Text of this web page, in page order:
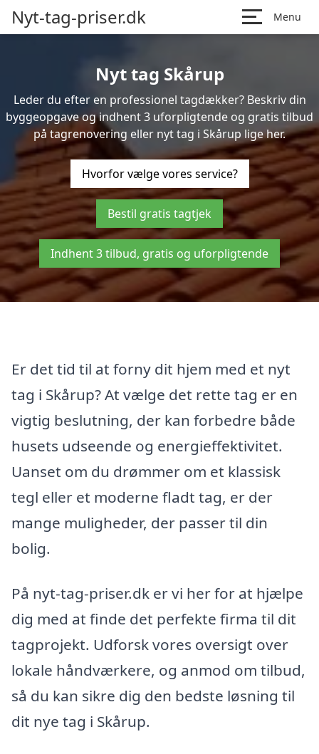
Nyt-tag-priser.dk Menu
Nyt tag Skårup
Leder du efter en professionel tagdækker? Beskriv din
byggeopgave og indhent 3 uforpligtende og gratis tilbud
på tagrenovering eller nyt tag i Skårup lige her.
Hvorfor vælge vores service?
Bestil gratis tagtjek
Indhent 3 tilbud, gratis og uforpligtende
Er det tid til at forny dit hjem med et nyt
tag i Skårup? At vælge det rette tag er en
vigtig beslutning, der kan forbedre både
husets udseende og energieffektivitet.
Uanset om du drømmer om et klassisk
tegl eller et moderne fladt tag, er der
mange muligheder, der passer til din
bolig.
På nyt-tag-priser.dk er vi her for at hjælpe
dig med at finde det perfekte firma til dit
tagprojekt. Udforsk vores oversigt over
lokale håndværkere, og anmod om tilbud,
så du kan sikre dig den bedste løsning til
dit nye tag i Skårup.